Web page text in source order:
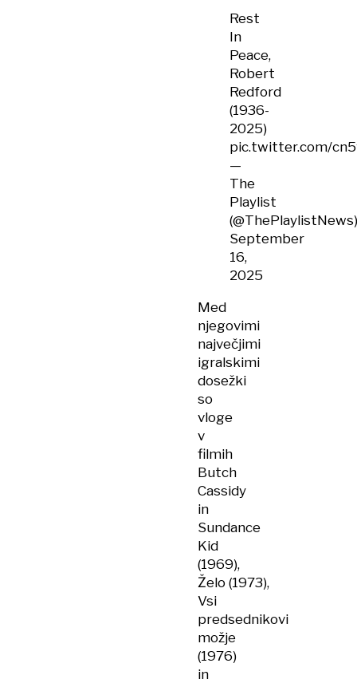
Rest
In
Peace,
Robert
Redford
(1936-
2025)
pic.twitter.com/
—
The
Playlist
(@ThePlaylistNews)
September
16,
2025
Med
njegovimi
največjimi
igralskimi
dosežki
so
vloge
v
filmih
Butch
Cassidy
in
Sundance
Kid​
(1969),
Želo (1973),
Vsi
predsednikovi
možje
(1976)
in